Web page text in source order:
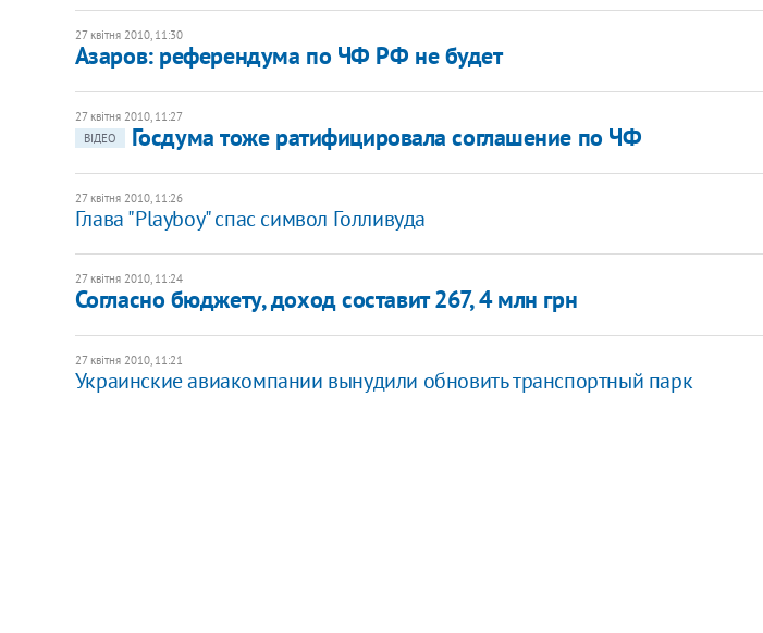
27 квітня 2010, 11:30
Азаров: референдума по ЧФ РФ не будет
27 квітня 2010, 11:27
ВІДЕО
Госдума тоже ратифицировала соглашение по ЧФ
27 квітня 2010, 11:26
Глава "Playboy" спас символ Голливуда
27 квітня 2010, 11:24
Согласно бюджету, доход составит 267, 4 млн грн
27 квітня 2010, 11:21
Украинские авиакомпании вынудили обновить транспортный парк